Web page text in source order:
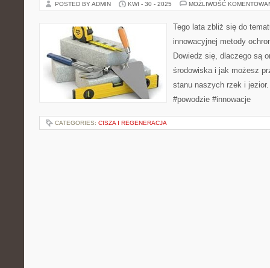
POSTED BY ADMIN KWI - 30 - 2025 MOŻLIWOŚĆ
Tego lata zbliż się do
innowacyjnej metody
Dowiedz się, dlaczego są
środowiska i jak możesz
stanu naszych rzek i
#powodzie #innowacje
CATEGORIES: CISZA I REGENERACJA